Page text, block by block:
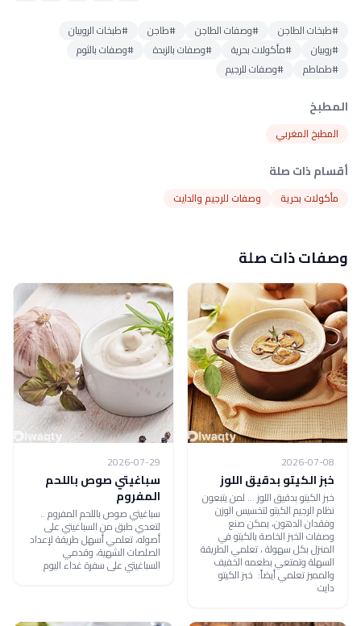
#طبخات الطاجن #وصفات الطاجن #طاجن
#طبخات الروبيان
#روبيان
#مأكولات بحرية #وصفات بالزبدة
#وصفات بالثوم
#طماطم
#وصفات للرجيم
المطبخ
المطبخ المغربي
أقسام ذات صلة
مأكولات بحرية وصفات للرجيم والدايت
وصفات ذات صلة
2026-07-08
خبز الكيتو بدقيق اللوز
خبز الكيتو بدقيق اللوز ... لمن يتبعون
نظام الرجيم الكيتو لتخسيس الوزن
وفقدان الدهون، يمكن صنع
وصفات الخبز الخاصة بالكيتو في
المنزل بكل سهولة ، تعلمي الطريقة
السهلة وتمتعي بطعمه الخفيف
والمميز تعلمي أيضاً: خبز الكيتو
دايت
2026-07-29
سباغيتي صوص باللحم
المفروم
سباغيتي صوص باللحم المفروم ..
لتعدي طبق من السباغيتي على
أصوله، تعلمي أسهل طريقة لإعداد
الصلصات الشهية، وقدمي
السباغيتي على سفرة غداء اليوم